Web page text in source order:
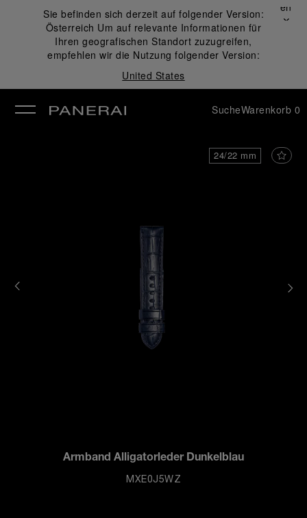
Sie befinden sich derzeit auf folgender Version:
Österreich Um auf relevante Informationen für
Ihren geografischen Standort zuzugreifen,
empfehlen wir die Nutzung folgender Version:
United States
Schließen
✕
SucheWarenkorb 0
24/22 mm
Armband Alligatorleder Dunkelblau
MXE0J5WZ